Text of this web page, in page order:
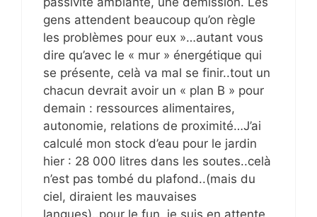
gens attendent beaucoup qu’on règle
les problèmes pour eux »…autant vous
dire qu’avec le « mur » énergétique qui
se présente, celà va mal se finir..tout un
chacun devrait avoir un « plan B » pour
demain : ressources alimentaires,
autonomie, relations de proximité…J’ai
calculé mon stock d’eau pour le jardin
hier : 28 000 litres dans les soutes..celà
n’est pas tombé du plafond..(mais du
ciel, diraient les mauvaises
langues)..pour le fun, je suis en attente